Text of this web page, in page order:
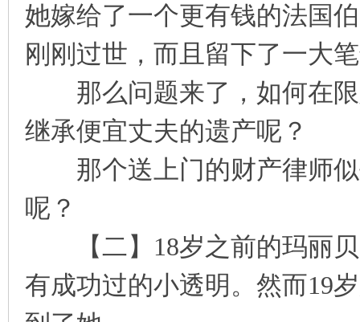
她嫁给了一个更有钱的法国
刚刚过世，而且留下了一大
那么问题来了，如何在限
继承便宜丈夫的遗产呢？
那个送上门的财产律师似
呢？
【二】18岁之前的玛丽贝
有成功过的小透明。然而19